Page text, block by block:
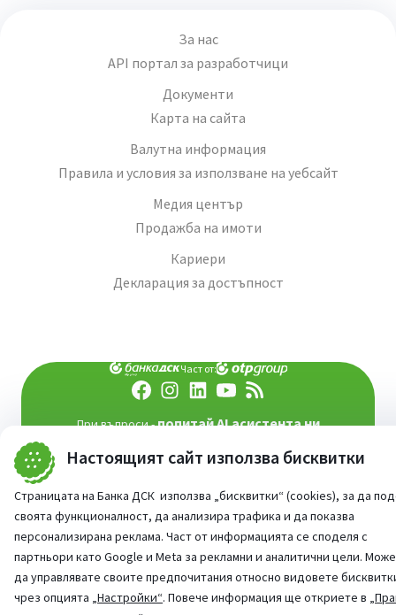
Настоящият сайт използва бисквитки
Страницата на Банка ДСК използва „бисквитки“ (cookies), за да
своята функционалност, да анализира трафика и да показва
персонализирана реклама. Част от информацията се споделя с
партньори като Google и Meta за рекламни и аналитични цели.
да управлявате своите предпочитания относно видовете
чрез опцията „Настройки“. Повече информация ще откриете в
За нас
API портал за разработчици
Документи
Карта на сайта
Валутна информация
Правила и условия за използване на уебсайт
Медия център
Продажба на имоти
Кариери
Декларация за достъпност
Част от:
При въпроси -попитай AI асистента ни
© 2026Всички права запазени
Сайт от:StudioX